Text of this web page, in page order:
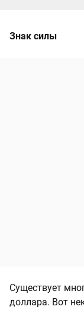
Знак силы
Существует
доллара. Вот